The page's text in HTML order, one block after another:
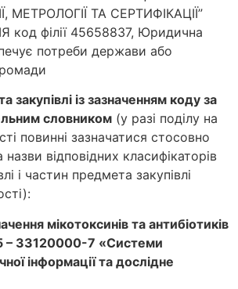
МЕТРОЛОГІЇ ТА СЕРТИФІКАЦІЇ”
код філії 45658837, Юридична
потреби держави або
закупівлі із зазначенням коду за
словником (у разі поділу на
повинні зазначатися стосовно
відповідних класифікаторів
і частин предмета закупівлі
мікотоксинів та антибіотиків
– 33120000-7 «Системи
інформації та дослідне